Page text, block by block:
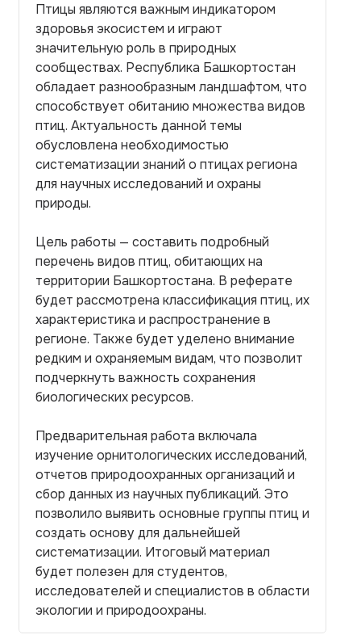
Птицы являются важным индикатором
здоровья экосистем и играют
значительную роль в природных
сообществах. Республика Башкортостан
обладает разнообразным ландшафтом, что
способствует обитанию множества видов
птиц. Актуальность данной темы
обусловлена необходимостью
систематизации знаний о птицах региона
для научных исследований и охраны
природы.
Цель работы — составить подробный
перечень видов птиц, обитающих на
территории Башкортостана. В реферате
будет рассмотрена классификация птиц, их
характеристика и распространение в
регионе. Также будет уделено внимание
редким и охраняемым видам, что позволит
подчеркнуть важность сохранения
биологических ресурсов.
Предварительная работа включала
изучение орнитологических исследований,
отчетов природоохранных организаций и
сбор данных из научных публикаций. Это
позволило выявить основные группы птиц и
создать основу для дальнейшей
систематизации. Итоговый материал
будет полезен для студентов,
исследователей и специалистов в области
экологии и природоохраны.